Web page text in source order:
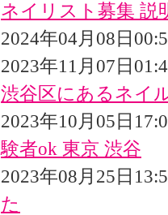
ネイリスト募集 説
2024年04月08日
2023年11月07日
渋谷区にあるネイ
2023年10月05日
験者ok 東京 渋谷
2023年08月25日
た